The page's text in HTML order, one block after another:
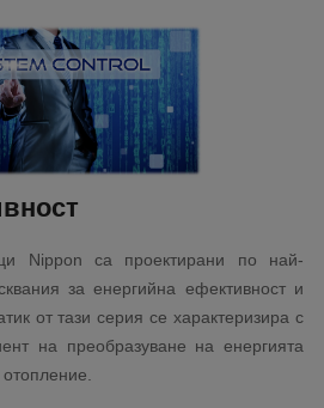
Nippon са проектирани по най-
за енергийна ефективност и
от тази серия се характеризира с
на преобразуване на енергията